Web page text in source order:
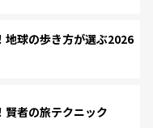
地球の歩き方が選ぶ2026
賢者の旅テクニック